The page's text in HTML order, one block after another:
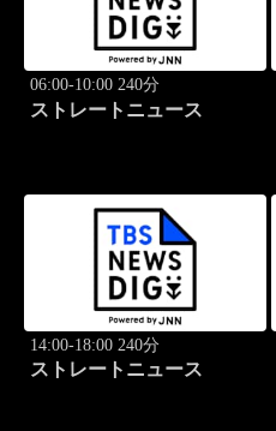
06:00-10:00 240分
ストレートニュース
14:00-18:00 240分
ストレートニュース